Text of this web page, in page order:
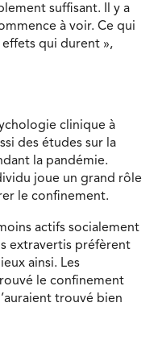
suffisant. Il y a
à voir. Ce qui
effets qui durent »,
clinique à
des études sur la
la pandémie.
joue un grand rôle
le confinement.
actifs socialement
extravertis préfèrent
ainsi. Les
le confinement
trouvé bien